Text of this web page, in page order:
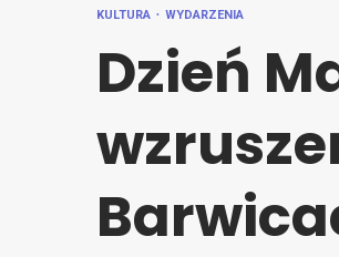
KULTURA WYDARZENIA
Dzień